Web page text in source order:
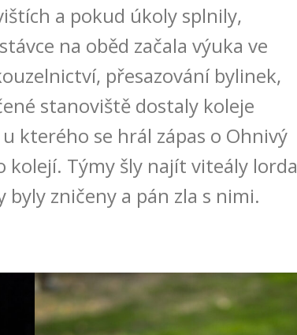
a pokud úkoly splnily,
na oběd začala výuka ve
přesazování bylinek,
stanoviště dostaly koleje
kterého se hrál zápas o Ohnivý
kolejí. Týmy šly najít viteály lorda
zničeny a pán zla s nimi.